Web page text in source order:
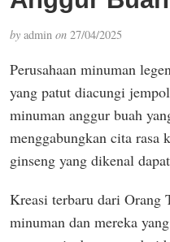
byadmin on27/04/2025
Perusahaan minuman
yang patut diacungi
minuman anggur buah
menggabungkan cita rasa
ginseng yang dikenal
Kreasi terbaru dari Orang
minuman dan mereka